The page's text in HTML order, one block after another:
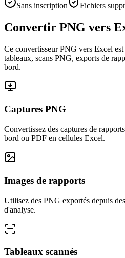
Sans inscription
Fichiers
Convertir PNG vers
Ce convertisseur PNG vers Excel
tableaux, scans PNG, exports de
bord.
Captures PNG
Convertissez des captures de
bord ou PDF en cellules Excel.
Images de rapports
Utilisez des PNG exportés depuis
d'analyse.
Tableaux scannés